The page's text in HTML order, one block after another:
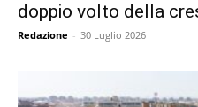
doppio volto della
Redazione - 30 Luglio 2026